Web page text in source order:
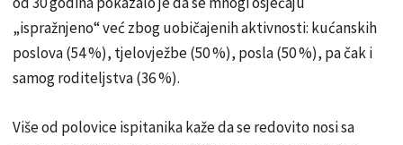
„ispražnjeno“ već zbog uobičajenih aktivnosti: kućanskih
poslova (54 %), tjelovježbe (50 %), posla (50 %), pa čak i
samog roditeljstva (36 %).
Više od polovice ispitanika kaže da se redovito nosi sa